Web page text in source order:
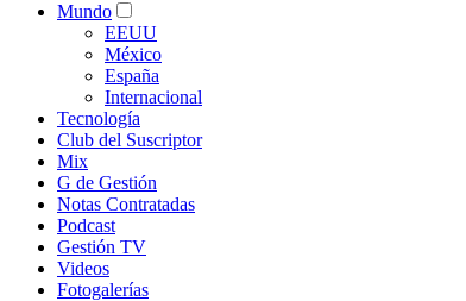
Mundo
EEUU
México
España
Internacional
Tecnología
Club del Suscriptor
Mix
G de Gestión
Notas Contratadas
Podcast
Gestión TV
Videos
Fotogalerías